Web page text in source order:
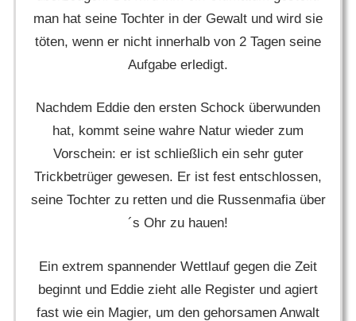
man hat seine Tochter in der Gewalt und wird sie
töten, wenn er nicht innerhalb von 2 Tagen seine
Aufgabe erledigt.
Nachdem Eddie den ersten Schock überwunden
hat, kommt seine wahre Natur wieder zum
Vorschein: er ist schließlich ein sehr guter
Trickbetrüger gewesen. Er ist fest entschlossen,
seine Tochter zu retten und die Russenmafia über
´s Ohr zu hauen!
Ein extrem spannender Wettlauf gegen die Zeit
beginnt und Eddie zieht alle Register und agiert
fast wie ein Magier, um den gehorsamen Anwalt